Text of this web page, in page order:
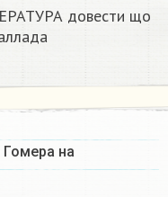
довести що
Гомера на